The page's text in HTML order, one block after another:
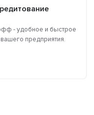
- удобное и быстрое
предприятия.